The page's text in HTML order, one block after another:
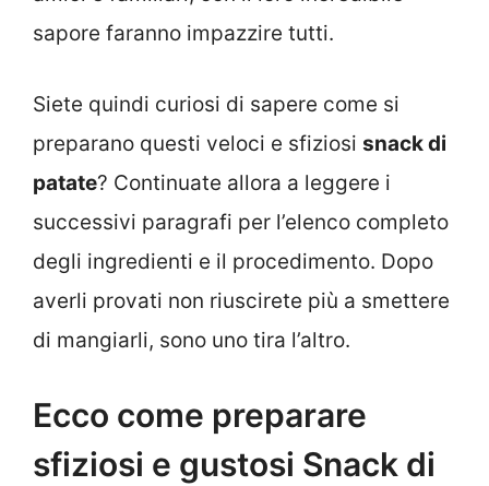
sapore faranno impazzire tutti.
Siete quindi curiosi di sapere come si
preparano questi veloci e sfiziosi snack di
patate? Continuate allora a leggere i
successivi paragrafi per l’elenco completo
degli ingredienti e il procedimento. Dopo
averli provati non riuscirete più a smettere
di mangiarli, sono uno tira l’altro.
Ecco come preparare
sfiziosi e gustosi Snack di